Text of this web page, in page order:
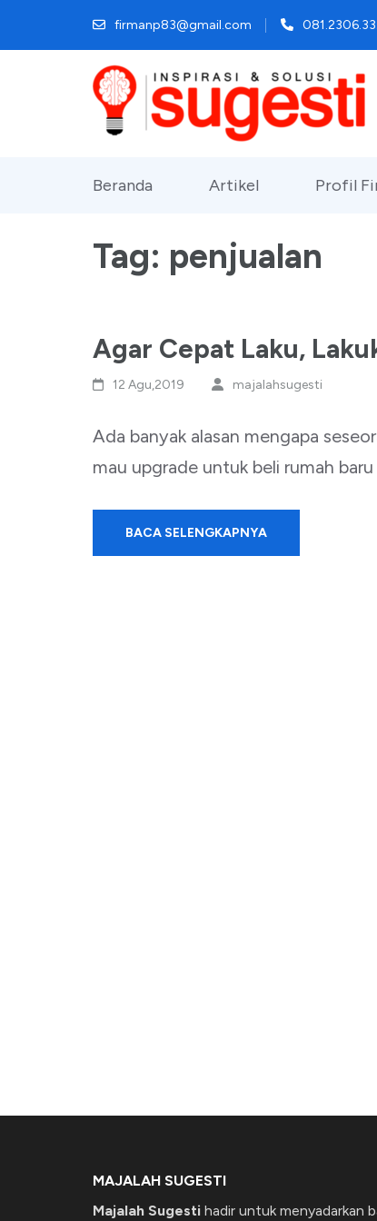
ke
firmanp83@gmail.com
Beranda Artikel Profil
Tag: penjualan
Agar Cepat Laku,
12 Agu,2019 majalahsugesti
Ada banyak alasan mengapa
mau upgrade untuk beli rumah
BACA SELENGKAPNYA
MAJALAH SUGESTI
Majalah Sugesti hadir untuk menyadarkan